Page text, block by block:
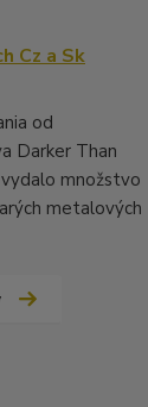
Cz a Sk
od
Darker Than
množstvo
metalových